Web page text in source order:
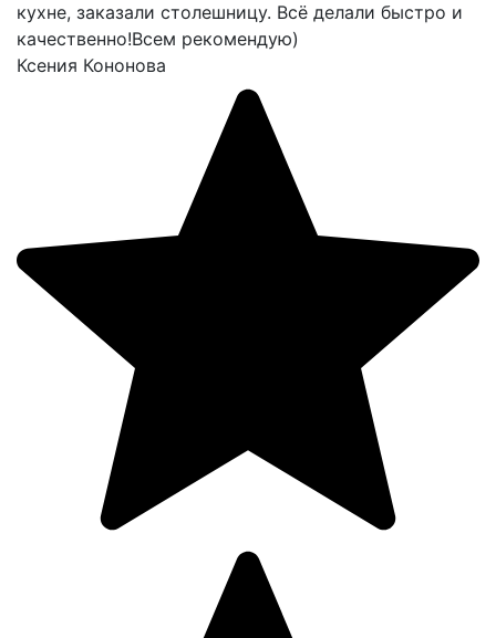
кухне, заказали столешницу. Всё делали быстро и
качественно!Всем рекомендую)
Ксения Кононова